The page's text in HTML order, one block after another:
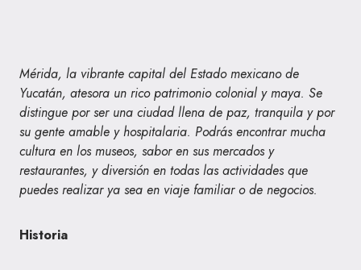
Mérida, la vibrante capital del Estado mexicano de
Yucatán, atesora un rico patrimonio colonial y maya. Se
distingue por ser una ciudad llena de paz, tranquila y por
su gente amable y hospitalaria. Podrás encontrar mucha
cultura en los museos, sabor en sus mercados y
restaurantes, y diversión en todas las actividades que
puedes realizar ya sea en viaje familiar o de negocios.
Historia